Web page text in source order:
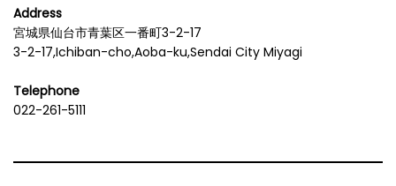
Address
宮城県仙台市青葉区一番町3-2-17
3-2-17,Ichiban-cho,Aoba-ku,Sendai City Miyagi
Telephone
022-261-5111